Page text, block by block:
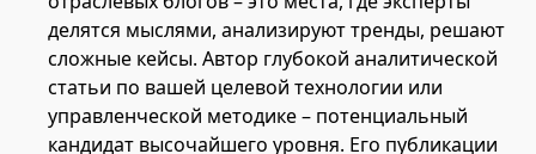
делятся мыслями, анализируют тренды, решают
сложные кейсы. Автор глубокой аналитической
статьи по вашей целевой технологии или
управленческой методике – потенциальный
кандидат высочайшего уровня. Его публикации